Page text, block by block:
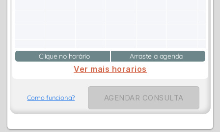
Clique no horário Arraste a agenda
Ver mais horarios
Como funciona? AGENDAR CONSULTA